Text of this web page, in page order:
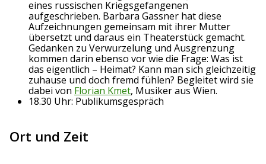
eines russischen Kriegsgefangenen
aufgeschrieben. Barbara Gassner hat diese
Aufzeichnungen gemeinsam mit ihrer Mutter
übersetzt und daraus ein Theaterstück gemacht.
Gedanken zu Verwurzelung und Ausgrenzung
kommen darin ebenso vor wie die Frage: Was ist
das eigentlich – Heimat? Kann man sich gleichzeitig
zuhause und doch fremd fühlen? Begleitet wird sie
dabei von Florian Kmet, Musiker aus Wien.
18.30 Uhr: Publikumsgespräch
Ort und Zeit